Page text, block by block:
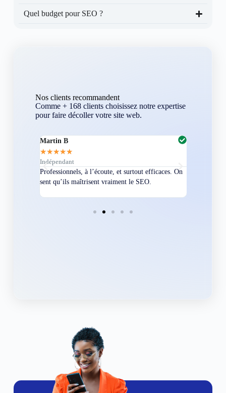
Quel budget pour SEO ?
Nos clients recommandent
Comme + 168 clients choisissez notre expertise
pour faire décoller votre site web.
Martin B
★★★★★
Indépendant
Professionnels, à l’écoute, et surtout efficaces. On
sent qu’ils maîtrisent vraiment le SEO.